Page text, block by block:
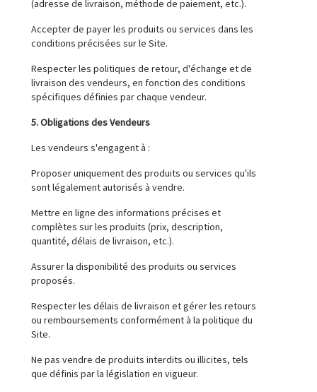
(adresse de livraison, méthode de paiement, etc.).
Accepter de payer les produits ou services dans les
conditions précisées sur le Site.
Respecter les politiques de retour, d'échange et de
livraison des vendeurs, en fonction des conditions
spécifiques définies par chaque vendeur.
5. Obligations des Vendeurs
Les vendeurs s'engagent à :
Proposer uniquement des produits ou services qu'ils
sont légalement autorisés à vendre.
Mettre en ligne des informations précises et
complètes sur les produits (prix, description,
quantité, délais de livraison, etc.).
Assurer la disponibilité des produits ou services
proposés.
Respecter les délais de livraison et gérer les retours
ou remboursements conformément à la politique du
Site.
Ne pas vendre de produits interdits ou illicites, tels
que définis par la législation en vigueur.